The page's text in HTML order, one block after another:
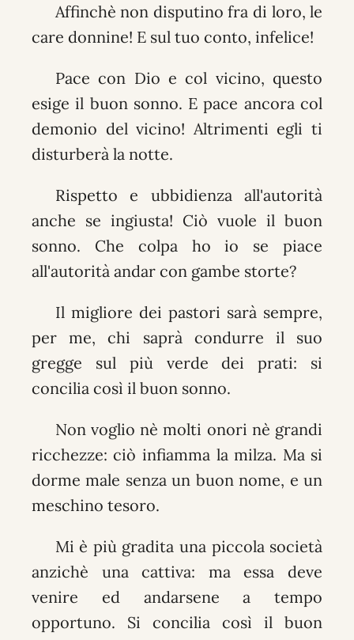
Affinchè non disputino fra di loro, le
care donnine! E sul tuo conto, infelice!
Pace con Dio e col vicino, questo
esige il buon sonno. E pace ancora col
demonio del vicino! Altrimenti egli ti
disturberà la notte.
Rispetto e ubbidienza all'autorità
anche se ingiusta! Ciò vuole il buon
sonno. Che colpa ho io se piace
all'autorità andar con gambe storte?
Il migliore dei pastori sarà sempre,
per me, chi saprà condurre il suo
gregge sul più verde dei prati: si
concilia così il buon sonno.
Non voglio nè molti onori nè grandi
ricchezze: ciò infiamma la milza. Ma si
dorme male senza un buon nome, e un
meschino tesoro.
Mi è più gradita una piccola società
anzichè una cattiva: ma essa deve
venire ed andarsene a tempo
opportuno. Si concilia così il buon